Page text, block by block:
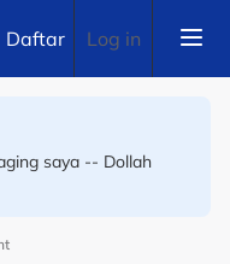
Daftar Log in
lagi, hiburan seks
saya -- Dollah